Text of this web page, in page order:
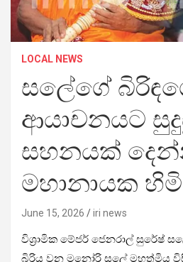
LOCAL NEWS
සලේගේ
ආයාචනයට
සහනයක්
මහානායක
June 15, 2026 iri news
විශ්‍රාමික මේජර් ජෙනරාල් සුරේෂ්
බිරිය වන මනෝරි සලේ මහත්මිය